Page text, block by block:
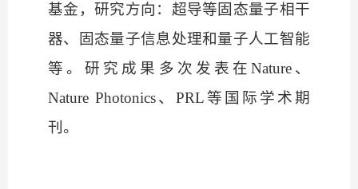
基金，研究方向：超导等固态量子相干
器、固态量子信息处理和量子人工智能
等。研究成果多次发表在Nature、
Nature Photonics、PRL等国际学术期
刊。